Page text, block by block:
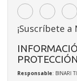
¡Suscríbete
Responsable: BINARI